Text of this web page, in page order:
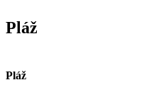
Pláž
Pláž